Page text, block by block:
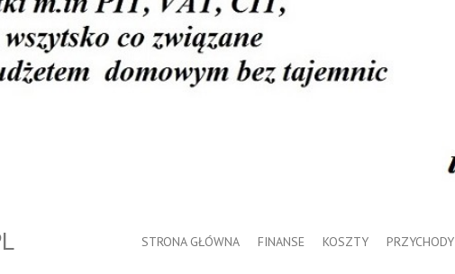
STRONA GŁÓWNA FINANSE KOSZTY PRZYCHODY